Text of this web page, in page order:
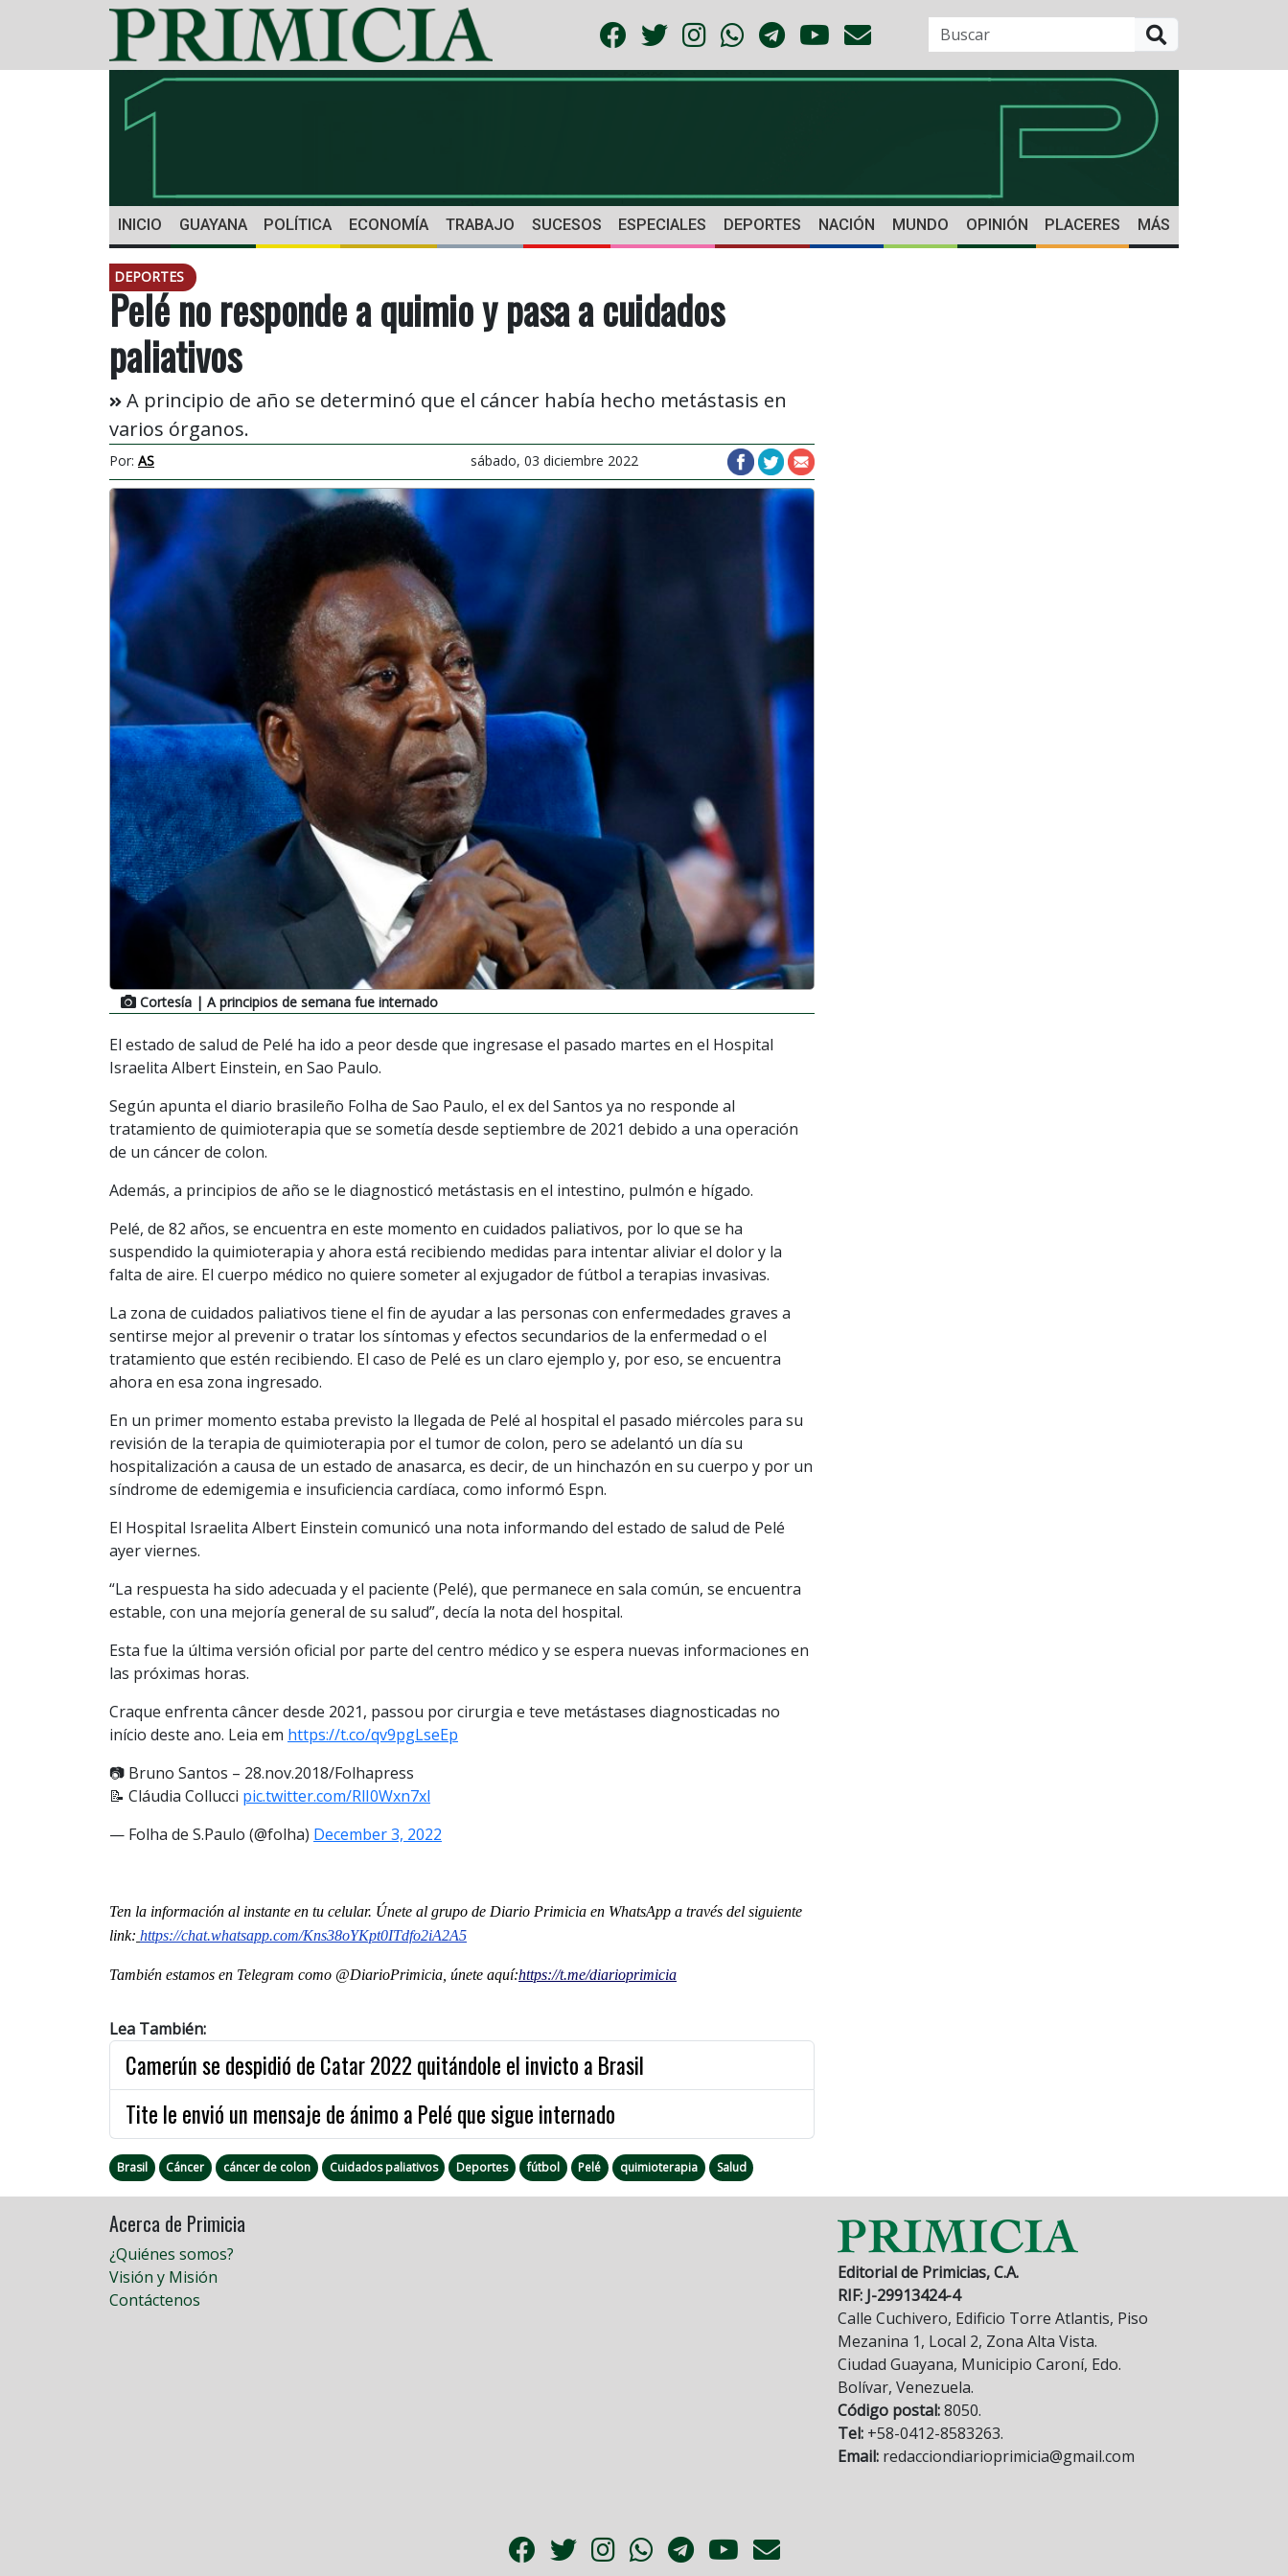
INICIO GUAYANA POLÍTICA ECONOMÍA TRABAJO SUCESOS ESPECIALES DEPORTES NACIÓN MUNDO OPINIÓN PLACERES MÁS
DEPORTES
Pelé no responde a quimio y pasa a cuidados
paliativos
A principio de año se determinó que el cáncer había hecho metástasis en
varios órganos.
Por: AS sábado, 03 diciembre 2022
Cortesía | A principios de semana fue internado
El estado de salud de Pelé ha ido a peor desde que ingresase el pasado martes en el Hospital
Israelita Albert Einstein, en Sao Paulo.
Según apunta el diario brasileño Folha de Sao Paulo, el ex del Santos ya no responde al
tratamiento de quimioterapia que se sometía desde septiembre de 2021 debido a una operación
de un cáncer de colon.
Además, a principios de año se le diagnosticó metástasis en el intestino, pulmón e hígado.
Pelé, de 82 años, se encuentra en este momento en cuidados paliativos, por lo que se ha
suspendido la quimioterapia y ahora está recibiendo medidas para intentar aliviar el dolor y la
falta de aire. El cuerpo médico no quiere someter al exjugador de fútbol a terapias invasivas.
La zona de cuidados paliativos tiene el fin de ayudar a las personas con enfermedades graves a
sentirse mejor al prevenir o tratar los síntomas y efectos secundarios de la enfermedad o el
tratamiento que estén recibiendo. El caso de Pelé es un claro ejemplo y, por eso, se encuentra
ahora en esa zona ingresado.
En un primer momento estaba previsto la llegada de Pelé al hospital el pasado miércoles para su
revisión de la terapia de quimioterapia por el tumor de colon, pero se adelantó un día su
hospitalización a causa de un estado de anasarca, es decir, de un hinchazón en su cuerpo y por un
síndrome de edemigemia e insuficiencia cardíaca, como informó Espn.
El Hospital Israelita Albert Einstein comunicó una nota informando del estado de salud de Pelé
ayer viernes.
“La respuesta ha sido adecuada y el paciente (Pelé), que permanece en sala común, se encuentra
estable, con una mejoría general de su salud”, decía la nota del hospital.
Esta fue la última versión oficial por parte del centro médico y se espera nuevas informaciones en
las próximas horas.
Craque enfrenta câncer desde 2021, passou por cirurgia e teve metástases diagnosticadas no
início deste ano. Leia em https://t.co/qv9pgLseEp
📷 Bruno Santos – 28.nov.2018/Folhapress
📝 Cláudia Collucci pic.twitter.com/RlI0Wxn7xl
— Folha de S.Paulo (@folha) December 3, 2022
Ten la información al instante en tu celular. Únete al grupo de Diario Primicia en WhatsApp a través del siguiente
link: https://chat.whatsapp.com/Kns38oYKpt0ITdfo2iA2A5
También estamos en Telegram como @DiarioPrimicia, únete aquí:https://t.me/diarioprimicia
Lea También:
Camerún se despidió de Catar 2022 quitándole el invicto a Brasil
Tite le envió un mensaje de ánimo a Pelé que sigue internado
Brasil Cáncer cáncer de colon Cuidados paliativos Deportes fútbol Pelé quimioterapia Salud
Acerca de Primicia
¿Quiénes somos?
Visión y Misión
Contáctenos
Editorial de Primicias, C.A.
RIF: J-29913424-4
Calle Cuchivero, Edificio Torre Atlantis, Piso
Mezanina 1, Local 2, Zona Alta Vista.
Ciudad Guayana, Municipio Caroní, Edo.
Bolívar, Venezuela.
Código postal:8050.
Tel: +58-0412-8583263.
Email: redacciondiarioprimicia@gmail.com